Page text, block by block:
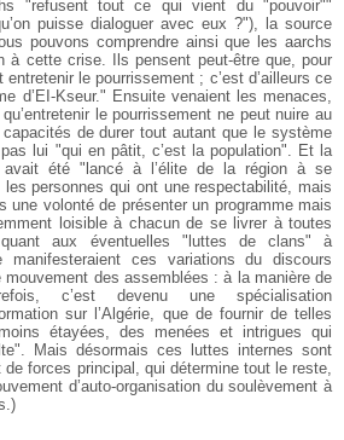
"refusent tout ce qui vient du "pouvoir""
puisse dialoguer avec eux ?"), la source
pouvons comprendre ainsi que les aarchs
à cette crise. Ils pensent peut-être que, pour
le pourrissement ; c’est d’ailleurs ce
d’EI-Kseur." Ensuite venaient les menaces,
le pourrissement ne peut nuire au
de durer tout autant que le système
lui "qui en pâtit, c’est la population". Et la
avait été "lancé à l’élite de la région à se
les personnes qui ont une respectabilité, mais
une volonté de présenter un programme mais
loisible à chacun de se livrer à toutes
aux éventuelles "luttes de clans" à
manifesteraient ces variations du discours
des assemblées : à la manière de
c’est devenu une spécialisation
sur l’Algérie, que de fournir de telles
étayées, des menées et intrigues qui
Mais désormais ces luttes internes sont
forces principal, qui détermine tout le reste,
d’auto-organisation du soulèvement à